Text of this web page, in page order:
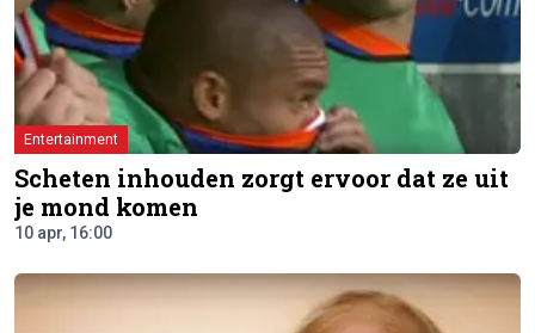
Entertainment
Scheten inhouden zorgt ervoor dat ze uit
je mond komen
10 apr, 16:00